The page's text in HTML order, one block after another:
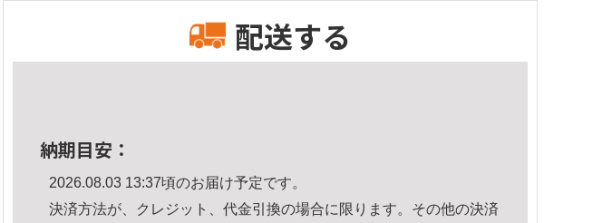
配送する
納期目安：
2026.08.03 13:37頃のお届け予定です。
決済方法が、クレジット、代金引換の場合に限ります。その他の決済